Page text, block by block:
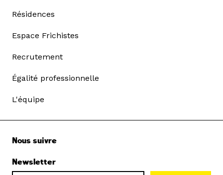
Résidences
Espace Frichistes
Recrutement
Égalité professionnelle
L'équipe
Nous suivre
Newsletter